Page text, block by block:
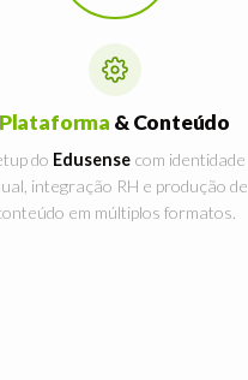
Plataforma & Conteúdo
do Edusensecom identidade
integração RH e produção de
em múltiplos formatos.